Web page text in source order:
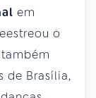
em
o
de Brasília,